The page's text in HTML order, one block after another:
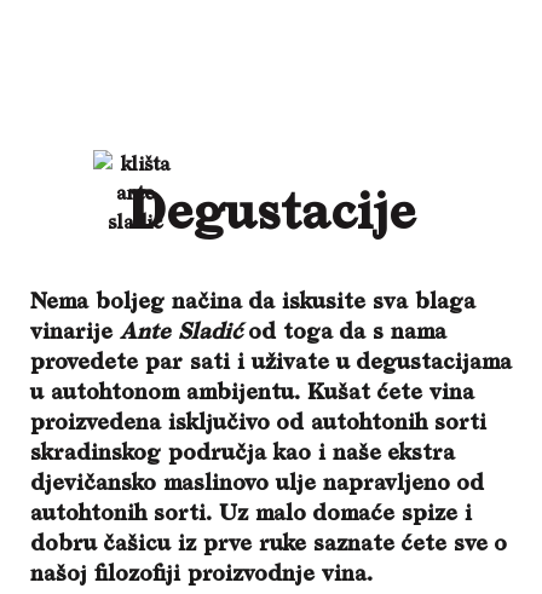
Degustacije
Nema boljeg načina da iskusite sva blaga
vinarije Ante Sladićod toga da s nama
provedete par sati i uživate u degustacijama
u autohtonom ambijentu. Kušat ćete vina
proizvedena isključivo od autohtonih sorti
skradinskog područja kao i naše ekstra
djevičansko maslinovo ulje napravljeno od
autohtonih sorti. Uz malo domaće spize i
dobru čašicu iz prve ruke saznate ćete sve o
našoj filozofiji proizvodnje vina.